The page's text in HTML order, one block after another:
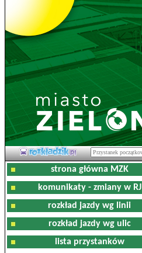
strona główna MZK
komunikaty - zmiany w RJ
rozkład jazdy wg linii
rozkład jazdy wg ulic
lista przystanków